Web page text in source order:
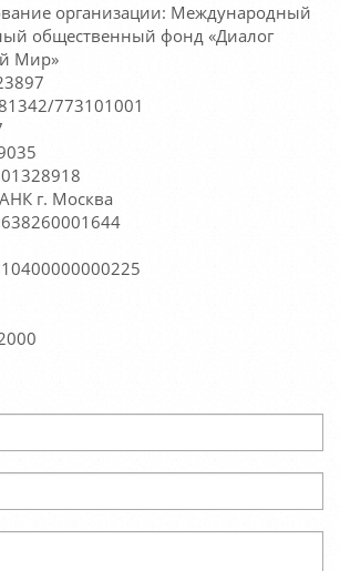
организации: Международный
общественный фонд «Диалог
Мир»
773101001
г. Москва